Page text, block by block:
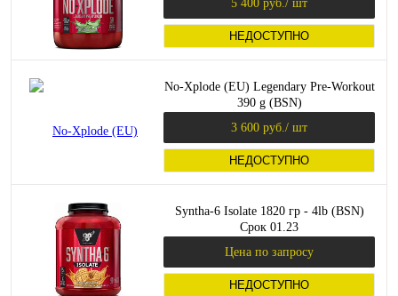
5 400 руб. / шт
НЕДОСТУПНО
No-Xplode (EU) Legendary Pre-Workout
390 g (BSN)
3 600 руб. / шт
НЕДОСТУПНО
Syntha-6 Isolate 1820 гр - 4lb (BSN)
Срок 01.23
Цена по запросу
НЕДОСТУПНО